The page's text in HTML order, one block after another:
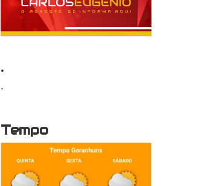
.
.
Tempo